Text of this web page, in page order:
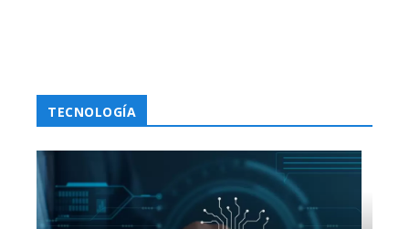
TECNOLOGÍA